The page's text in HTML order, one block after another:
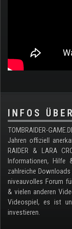
.
INFOS
TOMBRAIDER-
Jahren offiziell
RAIDER & LARA
Informationen,
zahlreiche
niveauvolles Forum
& vielen anderen
Videospiel, es ist
investieren.